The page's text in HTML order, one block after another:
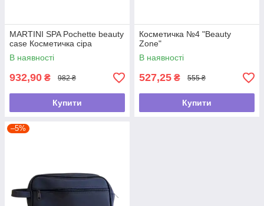
MARTINI SPA Pochette beauty
case Косметичка сіра
В наявності
932,90 ₴ 982 ₴
Купити
Косметичка №4 "Beauty
Zone"
В наявності
527,25 ₴ 555 ₴
Купити
–5%